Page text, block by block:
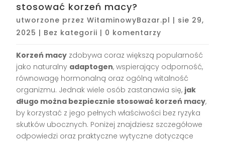
stosować korzeń macy?
utworzone przezWitaminowyBazar.pl | sie 29,
2025 | Bez kategorii | 0 komentarzy
Korzeń macy zdobywa coraz większą popularność
jako naturalny adaptogen, wspierający odporność,
równowagę hormonalną oraz ogólną witalność
organizmu. Jednak wiele osób zastanawia się, jak
długo można bezpiecznie stosować korzeń macy,
by korzystać z jego pełnych właściwości bez ryzyka
skutków ubocznych. Poniżej znajdziesz szczegółowe
odpowiedzi oraz praktyczne wytyczne dotyczące